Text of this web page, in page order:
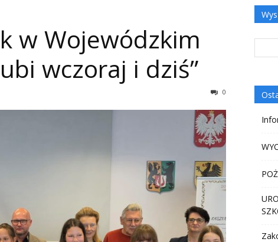
w Wojewódzkim
wczoraj i dziś”
0